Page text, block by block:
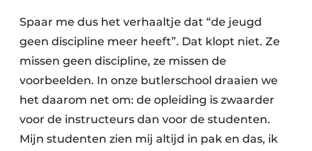
Spaar me dus het verhaaltje dat “de jeugd
geen discipline meer heeft”. Dat klopt niet. Ze
missen geen discipline, ze missen de
voorbeelden. In onze butlerschool draaien we
het daarom net om: de opleiding is zwaarder
voor de instructeurs dan voor de studenten.
Mijn studenten zien mij altijd in pak en das, ik